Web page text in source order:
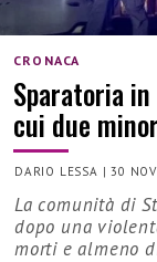
CRONACA
Sparatoria
cui due
DARIO LESSA |30
La comunità di
dopo una
morti e almeno